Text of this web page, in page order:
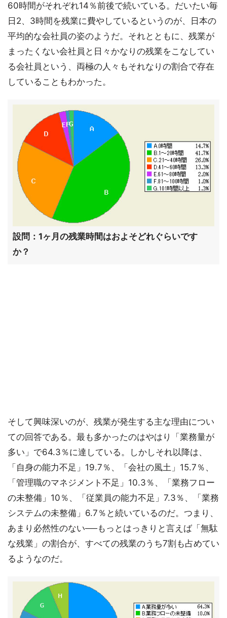
60時間がそれぞれ14％前後で続いている。だいたい毎
日2、3時間を残業に費やしているというのが、日本の
平均的な会社員の姿のようだ。それとともに、残業が
まったくない会社員と日々かなりの残業をこなしてい
る会社員という、両極の人々もそれなりの割合で存在
していることもわかった。
設問：1ヶ月の残業時間はおよそどれぐらいです
か？
そして興味深いのが、残業が発生する主な理由につい
ての回答である。最も多かったのはやはり「業務量が
多い」で64.3％に達している。しかしそれ以降は、
「自身の能力不足」19.7％、「会社の風土」15.7％、
「管理職のマネジメント不足」10.3％、「業務フロー
の未整備」10％、「従業員の能力不足」7.3％、「業務
システムの未整備」6.7％と続いているのだ。つまり、
あまり必然性のない──もっとはっきりと言えば「無駄
な残業」の割合が、すべての残業のうち7割も占めてい
るようなのだ。